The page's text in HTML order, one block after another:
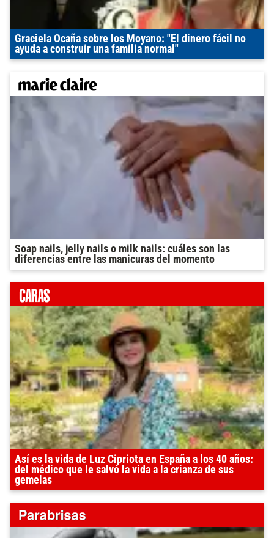
Graciela Ocaña sobre los Moyano: "El dinero fácil no
ayuda a construir una familia normal"
Soap nails, jelly nails o milk nails: cuáles son las
diferencias entre las manicuras del momento
Así es la vida de Luz Cipriota en España a los 40 años:
del médico que le salvó la vida a la crianza de sus
gemelas